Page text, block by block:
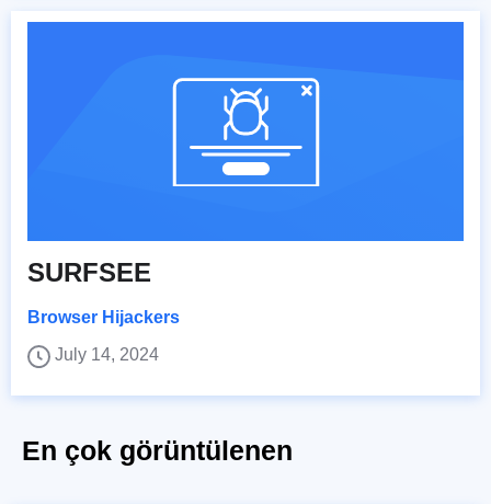
SURFSEE
Browser Hijackers
July 14, 2024
En çok görüntülenen